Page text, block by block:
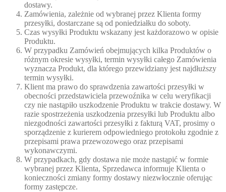
dostawy.
Zamówienia, zależnie od wybranej przez Klienta formy
przesyłki, dostarczane są od poniedziałku do soboty.
Czas wysyłki Produktu wskazany jest każdorazowo w opisie
Produktu.
W przypadku Zamówień obejmujących kilka Produktów o
różnym okresie wysyłki, termin wysyłki całego Zamówienia
wyznacza Produkt, dla którego przewidziany jest najdłuższy
termin wysyłki.
Klient ma prawo do sprawdzenia zawartości przesyłki w
obecności przedstawiciela przewoźnika w celu weryfikacji
czy nie nastąpiło uszkodzenie Produktu w trakcie dostawy. W
razie spostrzeżenia uszkodzenia przesyłki lub Produktu albo
niezgodności zawartości przesyłki z fakturą VAT, prosimy o
sporządzenie z kurierem odpowiedniego protokołu zgodnie z
przepisami prawa przewozowego oraz przepisami
wykonawczymi.
W przypadkach, gdy dostawa nie może nastąpić w formie
wybranej przez Klienta, Sprzedawca informuje Klienta o
konieczności zmiany formy dostawy niezwłocznie oferując
formy zastępcze.